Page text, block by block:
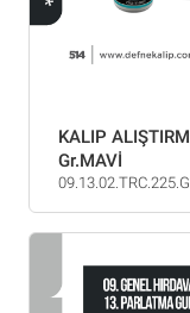
KALIP
Gr.MAVİ